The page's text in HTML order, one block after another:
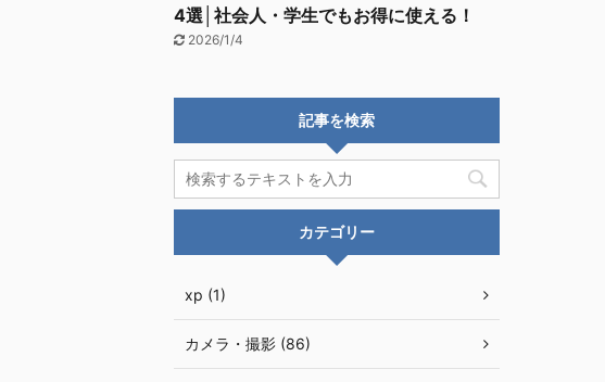
4選│社会人・学生でもお得に使える！
2026/1/4
記事を検索
カテゴリー
xp (1)
カメラ・撮影 (86)